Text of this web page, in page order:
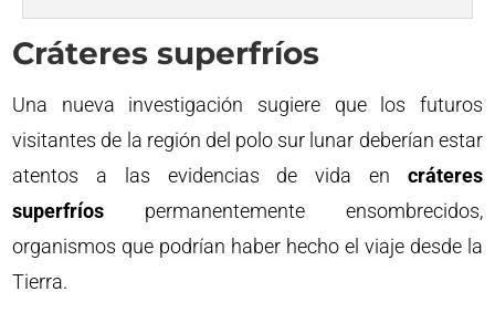
Cráteres superfríos
Una nueva investigación sugiere que los futuros
visitantes de la región del polo sur lunar deberían estar
atentos a las evidencias de vida en cráteres
superfríos permanentemente ensombrecidos,
organismos que podrían haber hecho el viaje desde la
Tierra.